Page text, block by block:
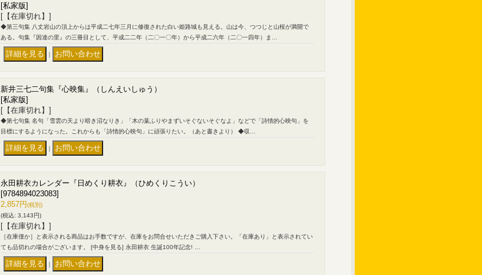
[私家版]
[【在庫切れ】]
◆第三句集 八丈岩山の頂上からは平成二七年三月に修復された白い姫路城も見える。山は今、つつじと山桜が満開で
ある。句集『因達の里』の三冊目として、平成二二年（二〇一〇年）から平成二六年（二〇一四年）ま…
｜
新井三七二句集『心映集』（しんえいしゅう）
[私家版]
[【在庫切れ】]
◆第七句集 名句「雪雲の天より暗き沼なりき」「木の葉ふりやまずいそぐないそぐなよ」などで「詩情的心映句」を
目標にするようになった。これからも「詩情的心映句」に頑張りたい。（あと書きより） ◆収…
｜
永田耕衣カレンダー『日めくり耕衣』（ひめくりこうい）
[9784894023083]
2,857円(税別)
(税込: 3,143円)
[【在庫切れ】]
［在庫僅か］と表示される商品はお手数ですが、在庫をお問合せいただきご購入下さい。「在庫あり」と表示されてい
ても品切れの場合がございます。 [中身を見る] 永田耕衣 生誕100年記念! …
｜